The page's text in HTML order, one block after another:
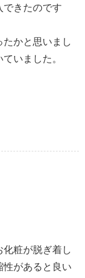
できたのです
かと思いまし
いました。
粧が脱ぎ着し
性があると良い